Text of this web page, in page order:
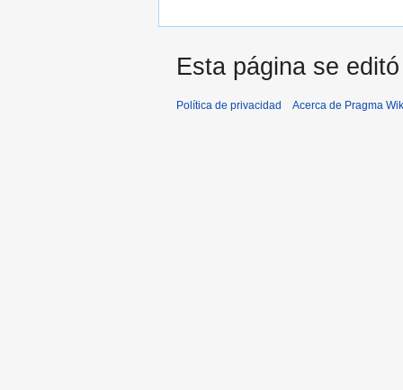
Esta página se
Política de privacidad Acerca de Pragma